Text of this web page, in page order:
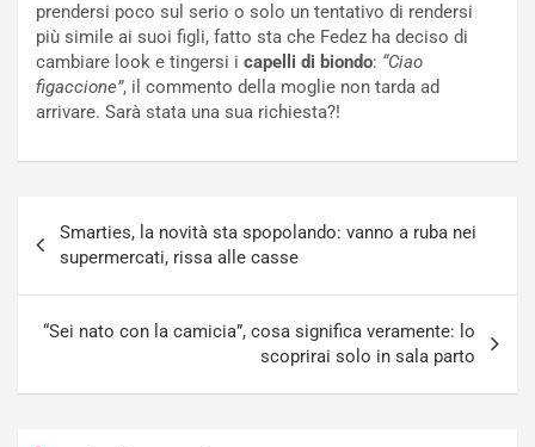
prendersi poco sul serio o solo un tentativo di rendersi
più simile ai suoi figli, fatto sta che Fedez ha deciso di
cambiare look e tingersi i capelli di biondo: “Ciao
figaccione”, il commento della moglie non tarda ad
arrivare. Sarà stata una sua richiesta?!
articoli
Smarties, la novità sta spopolando: vanno a ruba nei
supermercati, rissa alle casse
“Sei nato con la camicia”, cosa significa veramente: lo
scoprirai solo in sala parto